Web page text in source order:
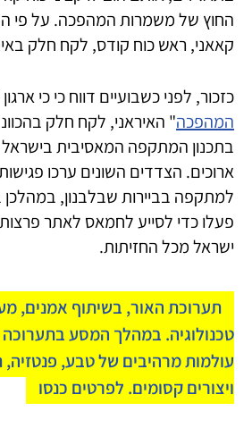
החוץ של משמרות המהפכה. על פי
קאאני, ראש כוח קודס, לקח חלק
כזכור, לפני כשבועיים דווח כי כי
המהפכה" האיראני, לקח חלק
בתכנון המתקפה המאסיבית
ארוכים. הצדדים השונים ערכו
למתקפה בביירות שבלבנון, במהלכן
פעלו כדי לסייע לחמאס לאתר
ישראל מכל החזיתות.
תערוכת האור, בשיתוף אמנים,
טכנולוגיה. במהלך המסע בתערוכה
עולמות מרהיבים של טבע, פנטזיה,
ויצורים קסומים. לפרטים כנסו